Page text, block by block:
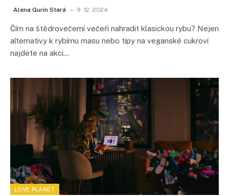
Alena Gurin Stará 9. 12. 2024
Čím na štědrovečerní večeři nahradit klasickou rybu? Nejen
alternativy k rybímu masu nebo tipy na veganské cukroví
najdete na akci…
LOVE PLANET